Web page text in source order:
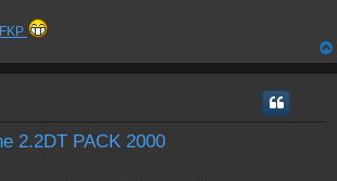
2.2DT PACK 2000